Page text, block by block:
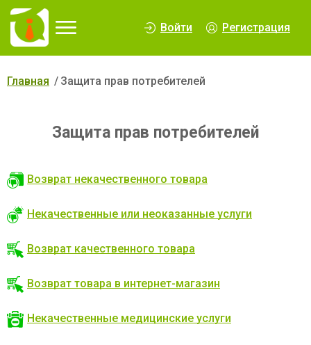
Войти Регистрация
Главная Защита прав потребителей
Защита прав потребителей
Возврат некачественного товара
Некачественные или неоказанные услуги
Возврат качественного товара
Возврат товара в интернет-магазин
Некачественные медицинские услуги